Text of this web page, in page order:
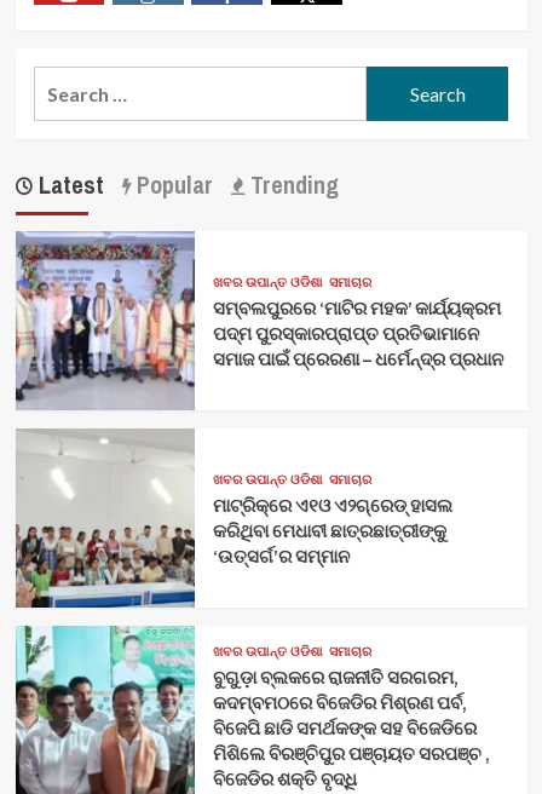
Latest Popular Trending
ଖବର ଉପାନ୍ତ ଓଡିଶା ସମାଚାର
ସମ୍ବଲପୁରରେ ‘ମାଟିର ମହକ’ କାର୍ଯ୍ୟକ୍ରମ
ପଦ୍ମ ପୁରସ୍କାରପ୍ରାପ୍ତ ପ୍ରତିଭାମାନେ
ସମାଜ ପାଇଁ ପ୍ରେରଣା – ଧର୍ମେନ୍ଦ୍ର ପ୍ରଧାନ
ଖବର ଉପାନ୍ତ ଓଡିଶା ସମାଚାର
ମାଟ୍ରିକ୍‌ରେ ଏ୧ଓ ଏ୨ଗ୍ରେଡ୍‌ ହାସଲ
କରିଥିବା ମେଧାବୀ ଛାତ୍ରଛାତ୍ରୀଙ୍କୁ
‘ଉତ୍ସର୍ଗ’ର ସମ୍ମାନ
ଖବର ଉପାନ୍ତ ଓଡିଶା ସମାଚାର
ବୁଗୁଡ଼ା ବ୍ଲକରେ ରାଜନୀତି ସରଗରମ,
କଦମ୍ବମଠରେ ବିଜେଡିର ମିଶ୍ରଣ ପର୍ବ,
ବିଜେପି ଛାଡି ସମର୍ଥକଙ୍କ ସହ ବିଜେଡିରେ
ମିଶିଲେ ବିରଞ୍ଚିପୁର ପଞ୍ଚାୟତ ସରପଞ୍ଚ ,
ବିଜେଡିର ଶକ୍ତି ବୃଦ୍ଧି